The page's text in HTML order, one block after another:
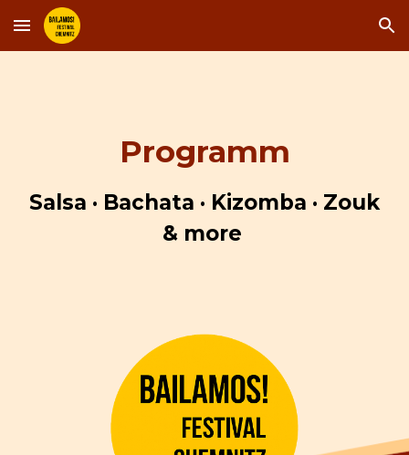
Skip to main content Skip to navigation
Programm
Salsa · Bachata · Kizomba · Zouk
& more